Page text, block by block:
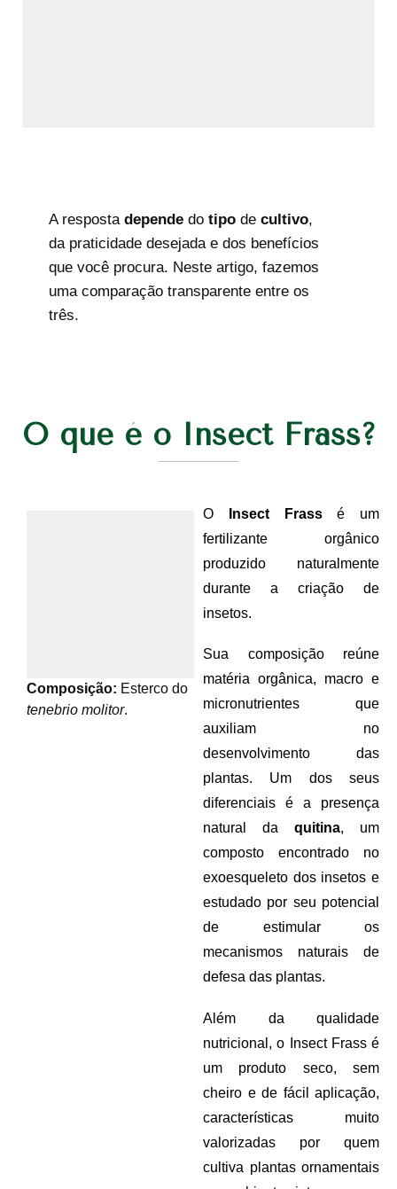
A resposta depende do tipo de cultivo,
da praticidade desejada e dos benefícios
que você procura. Neste artigo, fazemos
uma comparação transparente entre os
três.
O que é o Insect Frass?
Composição: Esterco do
tenebrio molitor.
O Insect Frassé um
fertilizante orgânico
produzido naturalmente
durante a criação de
insetos.
Sua composição reúne
matéria orgânica, macro e
micronutrientes que
auxiliam no
desenvolvimento das
plantas. Um dos seus
diferenciais é a presença
natural daquitina, um
composto encontrado no
exoesqueleto dos insetos e
estudado por seu potencial
de estimular os
mecanismos naturais de
defesa das plantas.
Além da qualidade
nutricional, o Insect Frass é
um produto seco, sem
cheiro e de fácil aplicação,
características muito
valorizadas por quem
cultiva plantas ornamentais